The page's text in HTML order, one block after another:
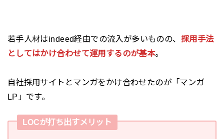
若手人材はindeed経由での流入が多いものの、 採用手法
としてはかけ合わせて運用するのが基本。
自社採用サイトとマンガをかけ合わせたのが「マンガ
LP」です。
LOCが打ち出すメリット